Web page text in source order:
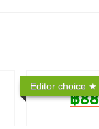
Editor choice
฿